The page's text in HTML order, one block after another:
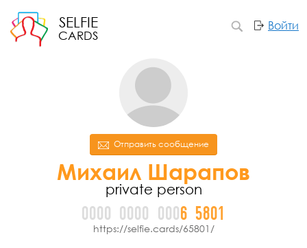
SELFIE
CARDS
Войти
Отправить сообщение
Михаил Шарапов
private person
0000 0000 0006 5801
https://selfie.cards/65801/